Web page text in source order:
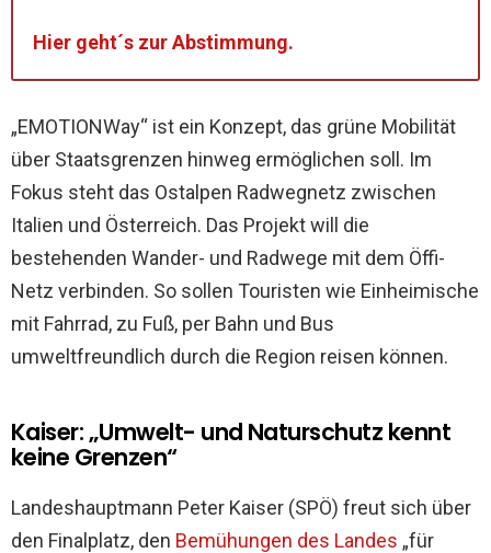
Hier geht´s zur Abstimmung.
„EMOTIONWay“ ist ein Konzept, das grüne Mobilität
über Staatsgrenzen hinweg ermöglichen soll. Im
Fokus steht das Ostalpen Radwegnetz zwischen
Italien und Österreich. Das Projekt will die
bestehenden Wander- und Radwege mit dem Öffi-
Netz verbinden. So sollen Touristen wie Einheimische
mit Fahrrad, zu Fuß, per Bahn und Bus
umweltfreundlich durch die Region reisen können.
Kaiser: „Umwelt- und Naturschutz kennt
keine Grenzen“
Landeshauptmann Peter Kaiser (SPÖ) freut sich über
den Finalplatz, den Bemühungen des Landes „für